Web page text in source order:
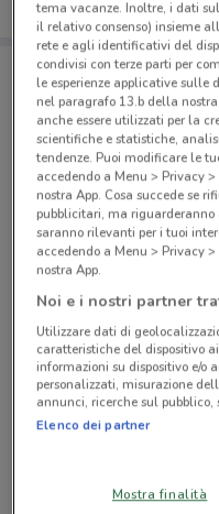
Negozi Caddy's a
©
Piazza Mazzini, 7
50 m
CHIUSO
Corso Luigi
494 m
CHIUSO
Monferrato
tema vacanze. Inoltre, i dati
il relativo consenso) insieme
rete e agli identificativi del
condivisi con terze parti per
le esperienze applicative sulle
nel paragrafo 13.b della
anche essere utilizzati per la
scientifiche e statistiche,
tendenze. Puoi modificare le
accedendo a Menu > Privacy
nostra App. Cosa succede se
pubblicitari, ma riguarderanno
saranno rilevanti per i tuoi
accedendo a Menu > Privacy
nostra App.
Noi e i nostri partner
Utilizzare dati di
caratteristiche del dispositivo
informazioni su dispositivo e/o
personalizzati, misurazione
annunci, ricerche sul pubblico,
Elenco dei partner
Mostra finalità